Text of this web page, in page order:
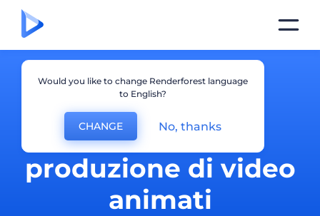
Spiegazione e
produzione di video
animati
Would you like to change Renderforest language
to English?
CHANGE No, thanks